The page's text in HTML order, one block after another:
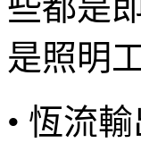
是照明
• 恆流